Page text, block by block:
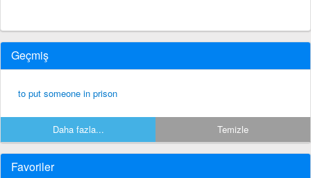
Geçmiş
to put someone in prison
Daha fazla... Temizle
Favoriler